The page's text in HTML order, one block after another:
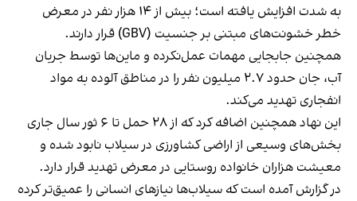
به شدت افزایش یافته است؛ بیش از ۱۴ هزار نفر در معرض
خطر خشونت‌های مبتنی بر جنسیت (GBV) قرار دارند.
همچنین جابجایی مهمات عمل‌نکرده و ماین‌ها توسط جریان
آب، جان حدود ۲.۷ میلیون نفر را در مناطق آلوده به مواد
انفجاری تهدید می‌کند.
این نهاد همچنین اضافه کرد که از ۲۸ حمل تا ۶ ثور سال جاری
بخش‌های وسیعی از اراضی کشاورزی در سیلاب نابود شده و
معیشت هزاران خانواده روستایی در معرض تهدید قرار دارد.
در گزارش آمده است که سیلاب‌ها نیازهای انسانی را عمیق‌تر کرده